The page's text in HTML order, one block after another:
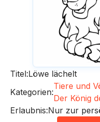
Titel:Löwe lächelt
Kategorien:
Tiere und
Der König
Erlaubnis:Nur zur